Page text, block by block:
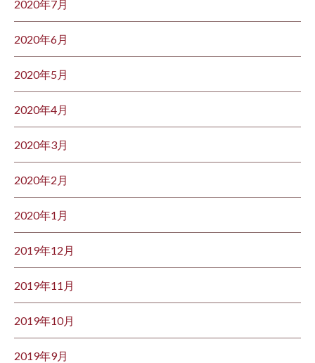
2020年7月
2020年6月
2020年5月
2020年4月
2020年3月
2020年2月
2020年1月
2019年12月
2019年11月
2019年10月
2019年9月